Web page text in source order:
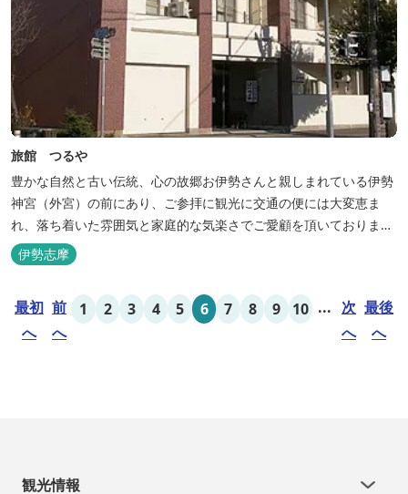
旅館 つるや
豊かな自然と古い伝統、心の故郷お伊勢さんと親しまれている伊勢
神宮（外宮）の前にあり、ご参拝に観光に交通の便には大変恵ま
れ、落ち着いた雰囲気と家庭的な気楽さでご愛顧を頂いておりま
す。
伊勢志摩
最初
へ
前
へ
1 2 3 4 5 6 7 8 9 10 ... 次
へ
最後
へ
観光情報